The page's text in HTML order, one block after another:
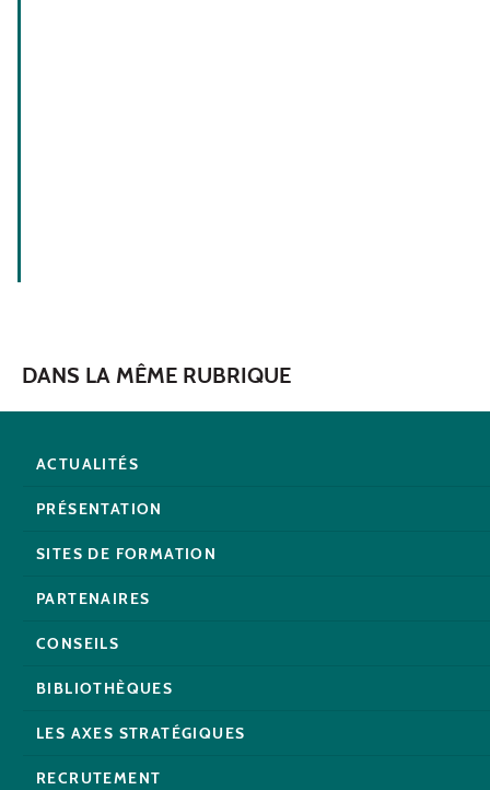
DANS LA MÊME RUBRIQUE
ACTUALITÉS
PRÉSENTATION
SITES DE FORMATION
PARTENAIRES
CONSEILS
BIBLIOTHÈQUES
LES AXES STRATÉGIQUES
RECRUTEMENT